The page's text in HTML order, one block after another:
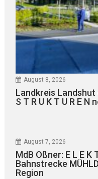
August 8, 2026
Landkreis Landshut
S T R U K T U R E N
August 7, 2026
MdB Oßner: E L E K
Bahnstrecke
Region